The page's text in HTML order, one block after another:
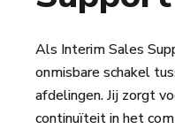
Als Interim Sales
onmisbare schakel
afdelingen. Jij zorgt
continuïteit in het